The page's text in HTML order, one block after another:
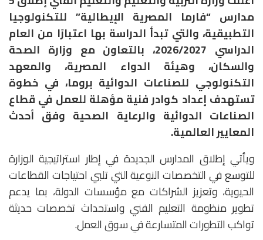
مدارس “فارما المصرية الإيطالية” للتكنولوجيا
التطبيقية، والتي تبدأ الدراسة بها اعتبارًا من العام
الدراسي 2026/2027، بالتعاون مع وزارة الصحة
والسكان، وهيئة الدواء المصرية، والمعهد
التكنولوجي للصناعات الدوائية بروما، في خطوة
تستهدف إعداد كوادر فنية مؤهلة للعمل في قطاع
الصناعات الدوائية والرعاية الصحية وفق أحدث
المعايير العالمية.
ويأتي إطلاق المدارس الجديدة في إطار استراتيجية الوزارة
للتوسع في التخصصات النوعية التي تلبي احتياجات القطاعات
الحيوية، وتعزيز الشراكات مع مؤسسات الدولة، بما يدعم
تطوير منظومة التعليم الفني واستحداث تخصصات حديثة
تواكب التطورات المتسارعة في سوق العمل.